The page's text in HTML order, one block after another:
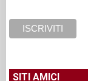
SITI AMICI